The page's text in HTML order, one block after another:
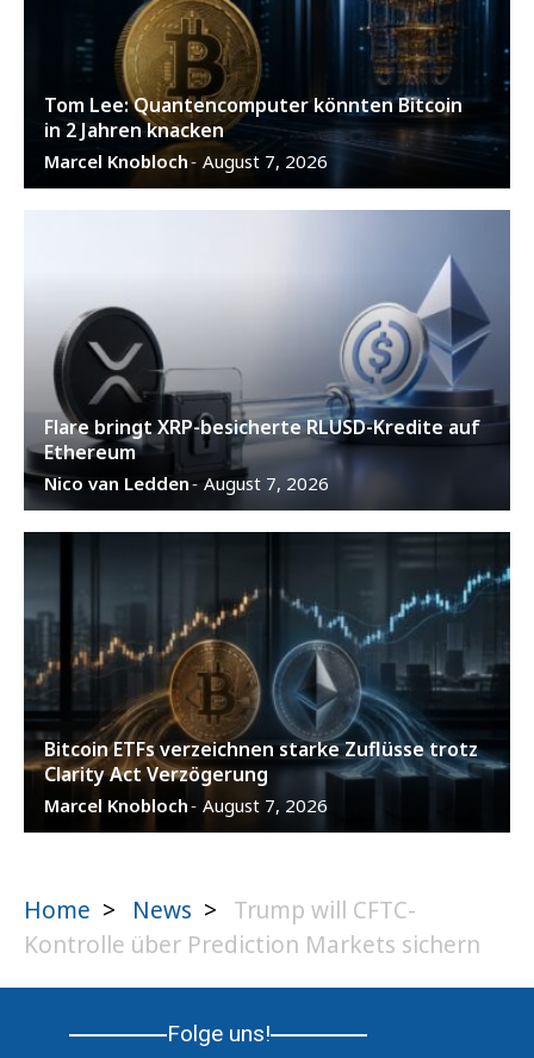
Tom Lee: Quantencomputer könnten Bitcoin
in 2 Jahren knacken
Marcel Knobloch- August 7, 2026
Flare bringt XRP-besicherte RLUSD-Kredite auf
Ethereum
Nico van Ledden- August 7, 2026
Bitcoin ETFs verzeichnen starke Zuflüsse trotz
Clarity Act Verzögerung
Marcel Knobloch- August 7, 2026
Home > News >
Trump will CFTC-
Kontrolle über Prediction Markets sichern
Folge uns!